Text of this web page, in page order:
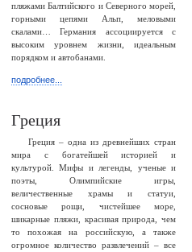
пляжами Балтийского и Северного морей,
горными цепями Альп, меловыми
скалами… Германия ассоциируется с
высоким уровнем жизни, идеальным
порядком и автобанами.
подробнее...
Греция
Греция – одна из древнейших стран
мира с богатейшей историей и
культурой. Мифы и легенды, ученые и
поэты, Олимпийские игры,
величественные храмы и статуи,
сосновые рощи, чистейшее море,
шикарные пляжи, красивая природа, чем
то похожая на российскую, а также
огромное количество развлечений – все